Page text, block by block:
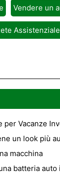
Vendere un
Assistenziale
per Vacanze
macchina
batteria auto